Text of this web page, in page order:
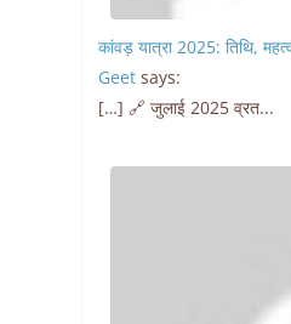
कांवड़ यात्रा 2025: तिथि,
Geet says:
[…] 🔗 जुलाई 2025 व्रत...